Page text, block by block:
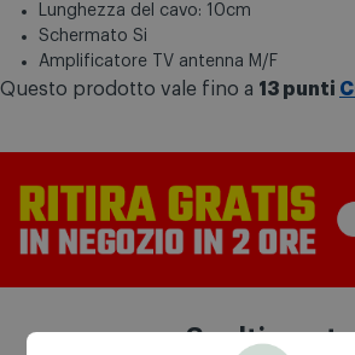
Lunghezza del cavo: 10cm
Schermato Si
Amplificatore TV antenna M/F
Questo prodotto vale fino a 13 punti
Scelti per te